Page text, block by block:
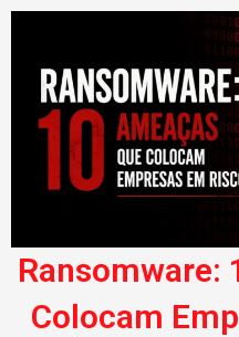
Ransomware:
Colocam